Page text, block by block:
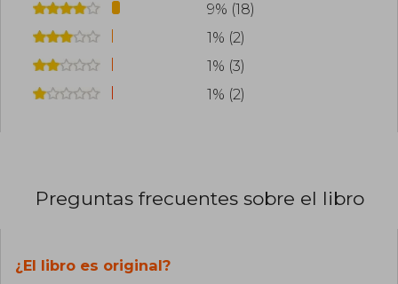
9% (18)
1% (2)
1% (3)
1% (2)
Preguntas frecuentes sobre el libro
¿El libro es original?